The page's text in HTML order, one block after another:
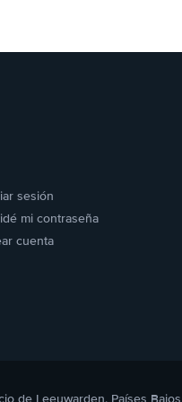
sesión
mi contraseña
cuenta
de Leeuwarden, Países